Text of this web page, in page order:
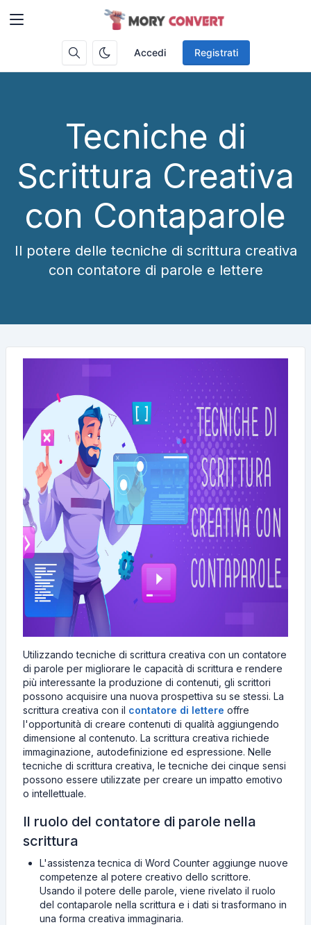
Accedi Registrati
Tecniche di
Scrittura Creativa
con Contaparole
Il potere delle tecniche di scrittura creativa
con contatore di parole e lettere
Utilizzando tecniche di scrittura creativa con un contatore
di parole per migliorare le capacità di scrittura e rendere
più interessante la produzione di contenuti, gli scrittori
possono acquisire una nuova prospettiva su se stessi. La
scrittura creativa con il contatore di lettere offre
l'opportunità di creare contenuti di qualità aggiungendo
dimensione al contenuto. La scrittura creativa richiede
immaginazione, autodefinizione ed espressione. Nelle
tecniche di scrittura creativa, le tecniche dei cinque sensi
possono essere utilizzate per creare un impatto emotivo
o intellettuale.
Il ruolo del contatore di parole nella
scrittura
L'assistenza tecnica di Word Counter aggiunge nuove
competenze al potere creativo dello scrittore.
Usando il potere delle parole, viene rivelato il ruolo
del contaparole nella scrittura e i dati si trasformano in
una forma creativa immaginaria.